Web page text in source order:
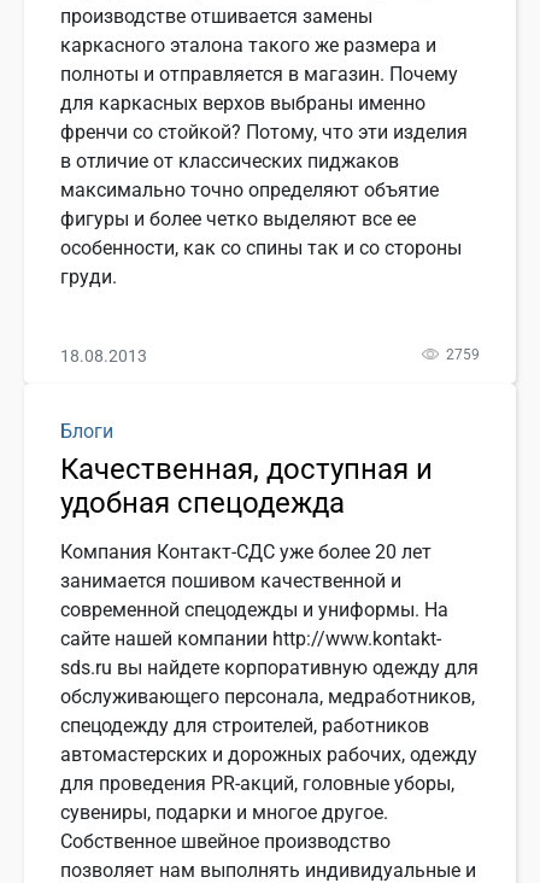
производстве отшивается замены
каркасного эталона такого же размера и
полноты и отправляется в магазин. Почему
для каркасных верхов выбраны именно
френчи со стойкой? Потому, что эти изделия
в отличие от классических пиджаков
максимально точно определяют объятие
фигуры и более четко выделяют все ее
особенности, как со спины так и со стороны
груди.
18.08.2013 2759
Блоги
Качественная, доступная и
удобная спецодежда
Компания Контакт-СДС уже более 20 лет
занимается пошивом качественной и
современной спецодежды и униформы. На
сайте нашей компании http://www.kontakt-
sds.ru вы найдете корпоративную одежду для
обслуживающего персонала, медработников,
спецодежду для строителей, работников
автомастерских и дорожных рабочих, одежду
для проведения PR-акций, головные уборы,
сувениры, подарки и многое другое.
Собственное швейное производство
позволяет нам выполнять индивидуальные и